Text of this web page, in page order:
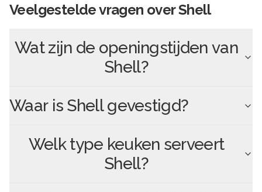
Veelgestelde vragen overShell
Wat zijn de openingstijden van
Shell?
Waar is Shellgevestigd?
Welk type keuken serveert
Shell?